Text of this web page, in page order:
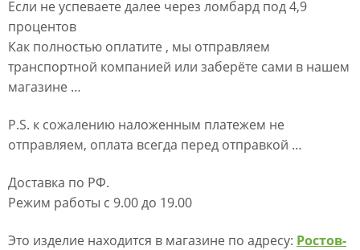
Если не успеваете далее через ломбард под 4,9
процентов
Как полностью оплатите , мы отправляем
транспортной компанией или заберёте сами в нашем
магазине …
P.S. к сожалению наложенным платежем не
отправляем, оплата всегда перед отправкой …
Доставка по РФ.
Режим работы с 9.00 до 19.00
Это изделие находится в магазине по адресу: Ростов-